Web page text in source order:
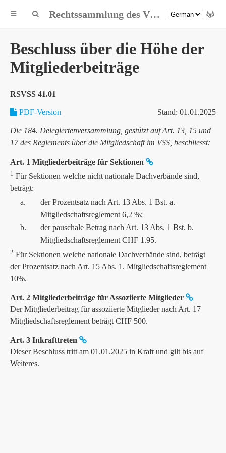
Rechtssammlung des VSS
Beschluss über die Höhe der
Mitgliederbeiträge
RSVSS 41.01
PDF-Version Stand: 01.01.2025
Die 184. Delegiertenversammlung, gestützt auf Art. 13, 15 und
17 des Reglements über die Mitgliedschaft im VSS, beschliesst:
Art. 1 Mitgliederbeiträge für Sektionen
1 Für Sektionen welche nicht nationale Dachverbände sind,
beträgt:
a.
der Prozentsatz nach Art. 13 Abs. 1 Bst. a.
Mitgliedschaftsreglement 6,2 %;
b.
der pauschale Betrag nach Art. 13 Abs. 1 Bst. b.
Mitgliedschaftsreglement CHF 1.95.
2 Für Sektionen welche nationale Dachverbände sind, beträgt
der Prozentsatz nach Art. 15 Abs. 1. Mitgliedschaftsreglement
10%.
Art. 2 Mitgliederbeiträge für Assoziierte Mitglieder
Der Mitgliederbeitrag für assoziierte Mitglieder nach Art. 17
Mitgliedschaftsreglement beträgt CHF 500.
Art. 3 Inkrafttreten
Dieser Beschluss tritt am 01.01.2025 in Kraft und gilt bis auf
Weiteres.